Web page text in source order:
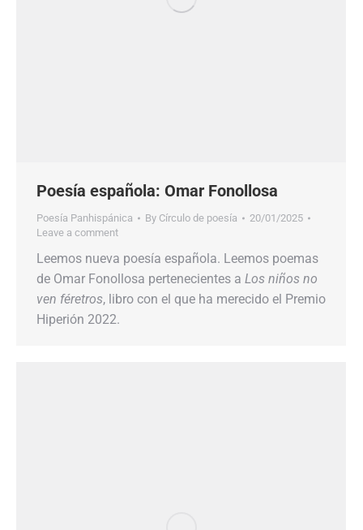
Poesía española: Omar Fonollosa
Poesía Panhispánica By Círculo de poesía
20/01/2025
Leave a comment
Leemos nueva poesía española. Leemos poemas
de Omar Fonollosa pertenecientes a Los niños no
ven féretros, libro con el que ha merecido el Premio
Hiperión 2022.